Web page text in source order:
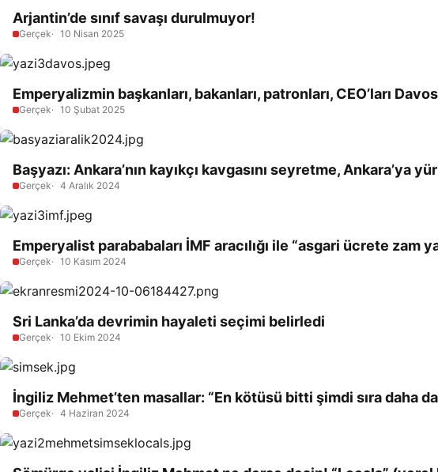
Arjantin’de sınıf savaşı durulmuyor!
Gerçek 10 Nisan 2025
Emperyalizmin başkanları, bakanları, patronları, CEO’ları
Gerçek 10 Şubat 2025
Başyazı: Ankara’nın kayıkçı kavgasını seyretme, Ankara’ya
Gerçek 4 Aralık 2024
Emperyalist parababaları İMF aracılığı ile “asgari ücrete
Gerçek 10 Kasım 2024
Sri Lanka’da devrimin hayaleti seçimi belirledi
Gerçek 10 Ekim 2024
İngiliz Mehmet’ten masallar: “En kötüsü bitti şimdi sıra daha
Gerçek 4 Haziran 2024